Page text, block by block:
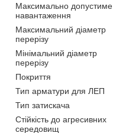
Максимально допустиме
навантаження
Максимальний діаметр
перерізу
Мінімальний діаметр
перерізу
Покриття
Тип арматури для ЛЕП
Тип затискача
Стійкість до агресивних
середовищ